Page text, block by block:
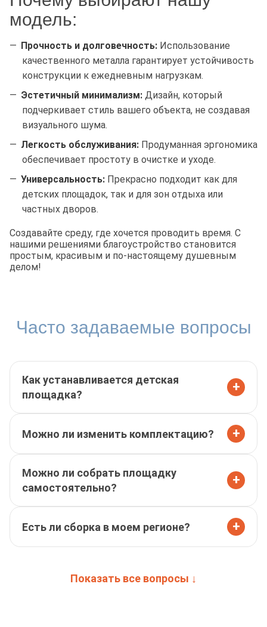
модель:
Прочность и долговечность: Использование
качественного металла гарантирует устойчивость
конструкции к ежедневным нагрузкам.
Эстетичный минимализм: Дизайн, который
подчеркивает стиль вашего объекта, не создавая
визуального шума.
Легкость обслуживания: Продуманная эргономика
обеспечивает простоту в очистке и уходе.
Универсальность: Прекрасно подходит как для
детских площадок, так и для зон отдыха или
частных дворов.
Создавайте среду, где хочется проводить время. С
нашими решениями благоустройство становится
простым, красивым и по-настоящему душевным
делом!
Часто задаваемые вопросы
Как устанавливается детская
площадка?
+
Можно ли изменить комплектацию? +
Можно ли собрать площадку
самостоятельно?
+
Есть ли сборка в моем регионе? +
Показать все вопросы ↓